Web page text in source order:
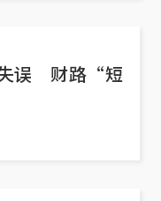
失误 财路“短